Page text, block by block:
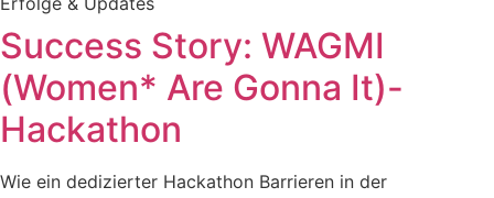
Success Story: WAGMI
(Women* Are Gonna It)-
Hackathon
Wie ein dedizierter Hackathon Barrieren in der